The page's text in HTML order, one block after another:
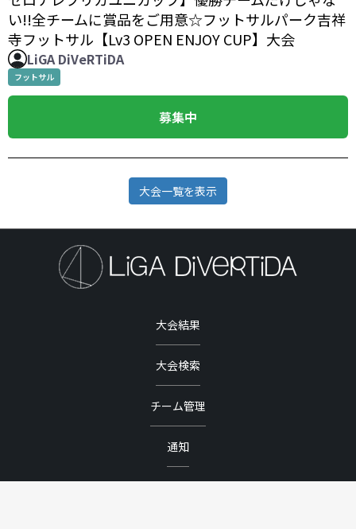
い!!全チームに賞品をご用意☆フットサルパーク吉祥
寺フットサル【Lv3 OPEN ENJOY CUP】大会
LiGA DiVeRTiDA
フットサル
募集中
大会一覧を表示
大会結果
大会検索
チーム管理
通知
マイページ